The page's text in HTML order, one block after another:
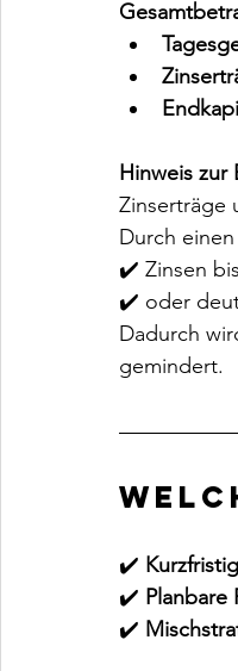
Hinweis zur
Zinserträge
Durch einen
✔️ Zinsen
✔️ oder
Dadurch
gemindert.
✔️
✔️ Planbare
✔️